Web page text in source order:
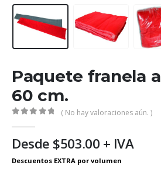
Paquete franela
60 cm.
( No hay valoraciones aún. )
Desde $503.00 + IVA